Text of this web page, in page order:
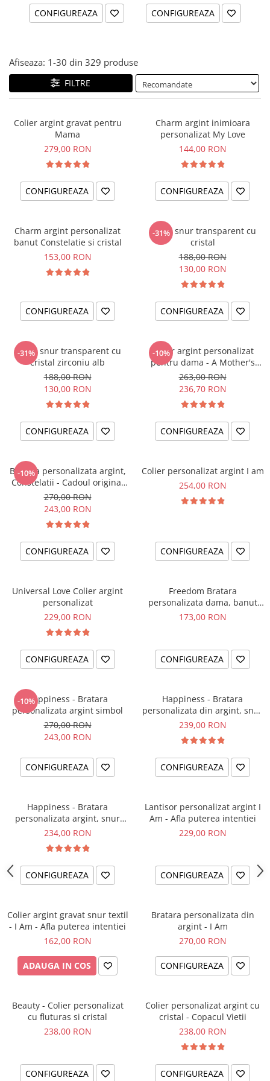
CONFIGUREAZA CONFIGUREAZA
Afiseaza: 1-30 din 329 produse
FILTRE
Colier argint gravat pentru
Mama
279,00 RON
CONFIGUREAZA
Charm argint inimioara
personalizat My Love
144,00 RON
CONFIGUREAZA
Charm argint personalizat
banut Constelatie si cristal
153,00 RON
CONFIGUREAZA
-31%
Colier snur transparent cu
cristal
188,00 RON
130,00 RON
CONFIGUREAZA
-31%
Colier snur transparent cu
cristal zirconiu alb
188,00 RON
130,00 RON
CONFIGUREAZA
-10%
Colier argint personalizat
pentru dama - A Mother's
Love
263,00 RON
236,70 RON
CONFIGUREAZA
-10%
Bratara personalizata argint,
Constelatii - Cadoul original
pentru sora sau prietena ta
270,00 RON
243,00 RON
CONFIGUREAZA
Colier personalizat argint I am
254,00 RON
CONFIGUREAZA
Universal Love Colier argint
personalizat
229,00 RON
CONFIGUREAZA
Freedom Bratara
personalizata dama, banut
argint, snur reglabil
173,00 RON
CONFIGUREAZA
-10%Happiness - Bratara
personalizata argint simbol
270,00 RON
243,00 RON
CONFIGUREAZA
Happiness - Bratara
personalizata din argint, snur
dublu piele, simbol
239,00 RON
CONFIGUREAZA
Happiness - Bratara
personalizata argint, snur
impletit piele simbol
234,00 RON
CONFIGUREAZA
Lantisor personalizat argint I
Am - Afla puterea intentiei
229,00 RON
CONFIGUREAZA
Colier argint gravat snur textil
- I Am - Afla puterea intentiei
162,00 RON
ADAUGA IN COS
Bratara personalizata din
argint - I Am
270,00 RON
CONFIGUREAZA
Beauty - Colier personalizat
cu fluturas si cristal
238,00 RON
CONFIGUREAZA
Colier personalizat argint cu
cristal - Copacul Vietii
238,00 RON
CONFIGUREAZA